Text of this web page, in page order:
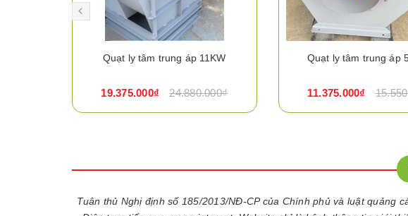
Quạt ly tâm trung áp 11KW
19.375.000₫ 24.880.000₫
Quạt ly tâm trung áp
11.375.000₫
Tuân thủ Nghị định số 185/2013/NĐ-CP của Chính phủ và luật quảng